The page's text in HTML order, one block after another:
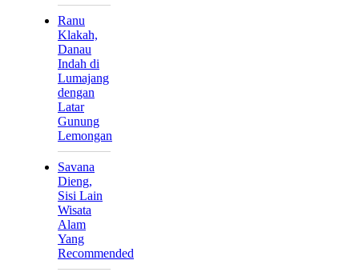
Ranu
Klakah,
Danau
Indah di
Lumajang
dengan
Latar
Gunung
Lemongan
Savana
Dieng,
Sisi Lain
Wisata
Alam
Yang
Recommended